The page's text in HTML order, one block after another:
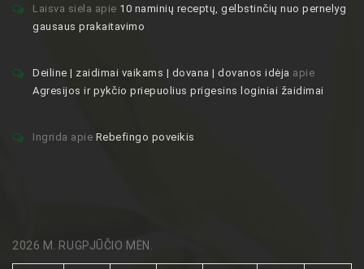
Laisva siela apie 10 naminių receptų, gelbstinčių nuo pernelyg
gausaus prakaitavimo
Deiline | zaidimai vaikams | dovana | dovanos idėja apie
Agresijos ir pykčio priepuolius prigesins loginiai žaidimai
Ingrida apie Rebefingo poveikis
2026 M. RUGPJŪČIO MĖN.